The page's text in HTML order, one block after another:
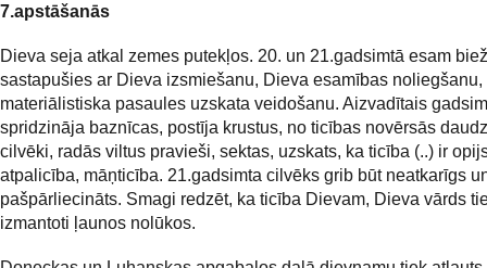
7.apstāšanās
Dieva seja atkal zemes putekļos. 20. un 21.gadsimtā esam
sastapušies ar Dieva izsmiešanu, Dieva esamības noliegšanu,
materiālistiska pasaules uzskata veidošanu. Aizvadītais
spridzināja baznīcas, postīja krustus, no ticības novērsās
cilvēki, radās viltus pravieši, sektas, uzskats, ka ticība (..) ir
atpalicība, māņticība. 21.gadsimta cilvēks grib būt neatkarīgs
pašpārliecināts. Smagi redzēt, ka ticība Dievam, Dieva vārds
izmantoti ļaunos nolūkos.